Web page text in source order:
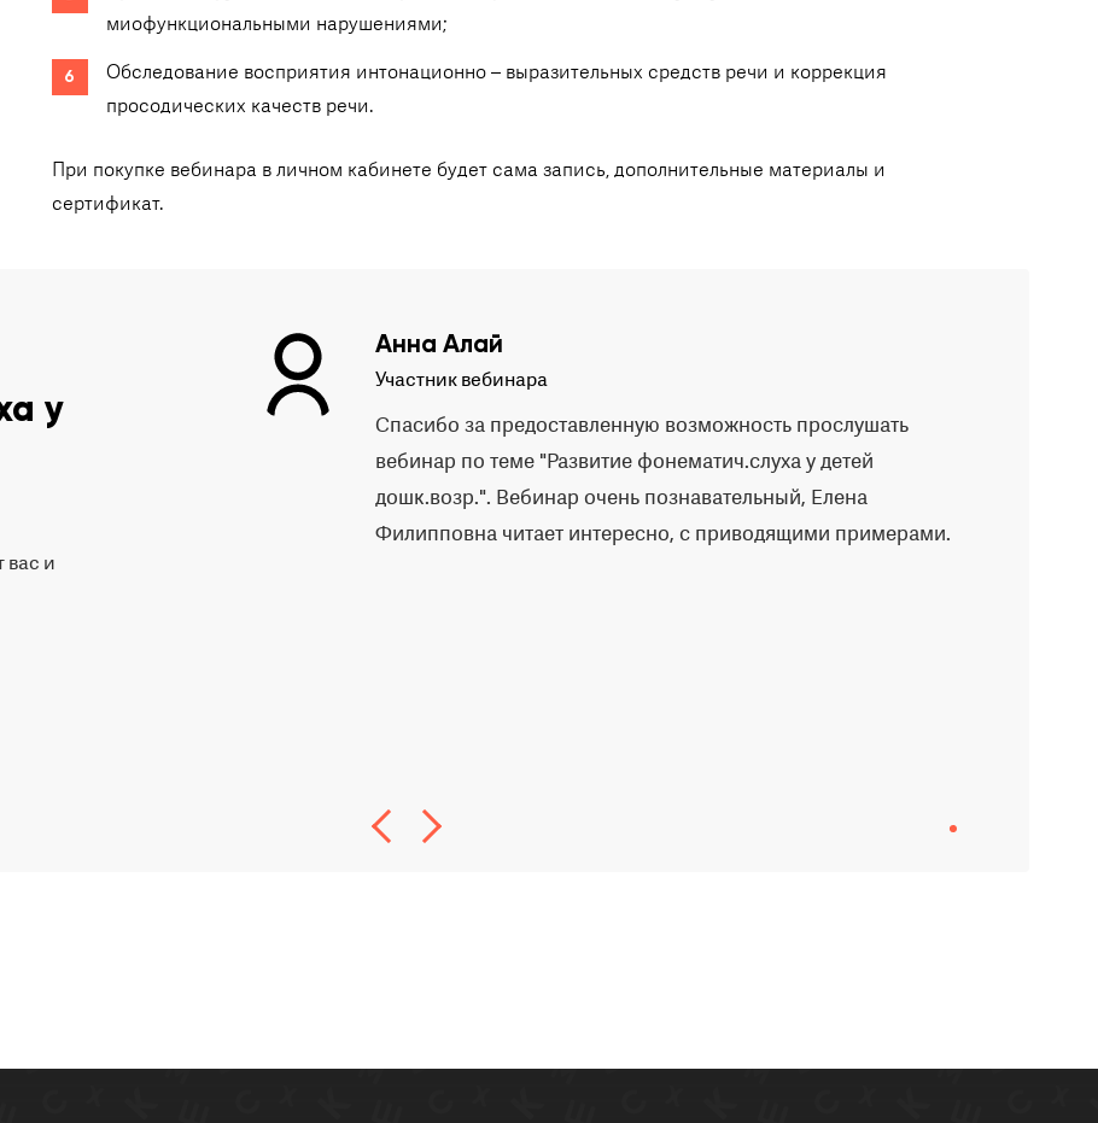
миофункциональными нарушениями;
Обследование восприятия интонационно – выразительных средств речи и коррекция
просодических качеств речи.
При покупке вебинара в личном кабинете будет сама запись, дополнительные материалы и
сертификат.
у
вас и
Анна Алай
Участник вебинара
Спасибо за предоставленную возможность прослушать
вебинар по теме "Развитие фонематич.слуха у детей
дошк.возр.". Вебинар очень познавательный, Елена
Филипповна читает интересно, с приводящими примерами.